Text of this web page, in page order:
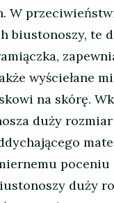
W
biustonoszy, te
wyściełane
na skórę.
duży
poceniu
duży